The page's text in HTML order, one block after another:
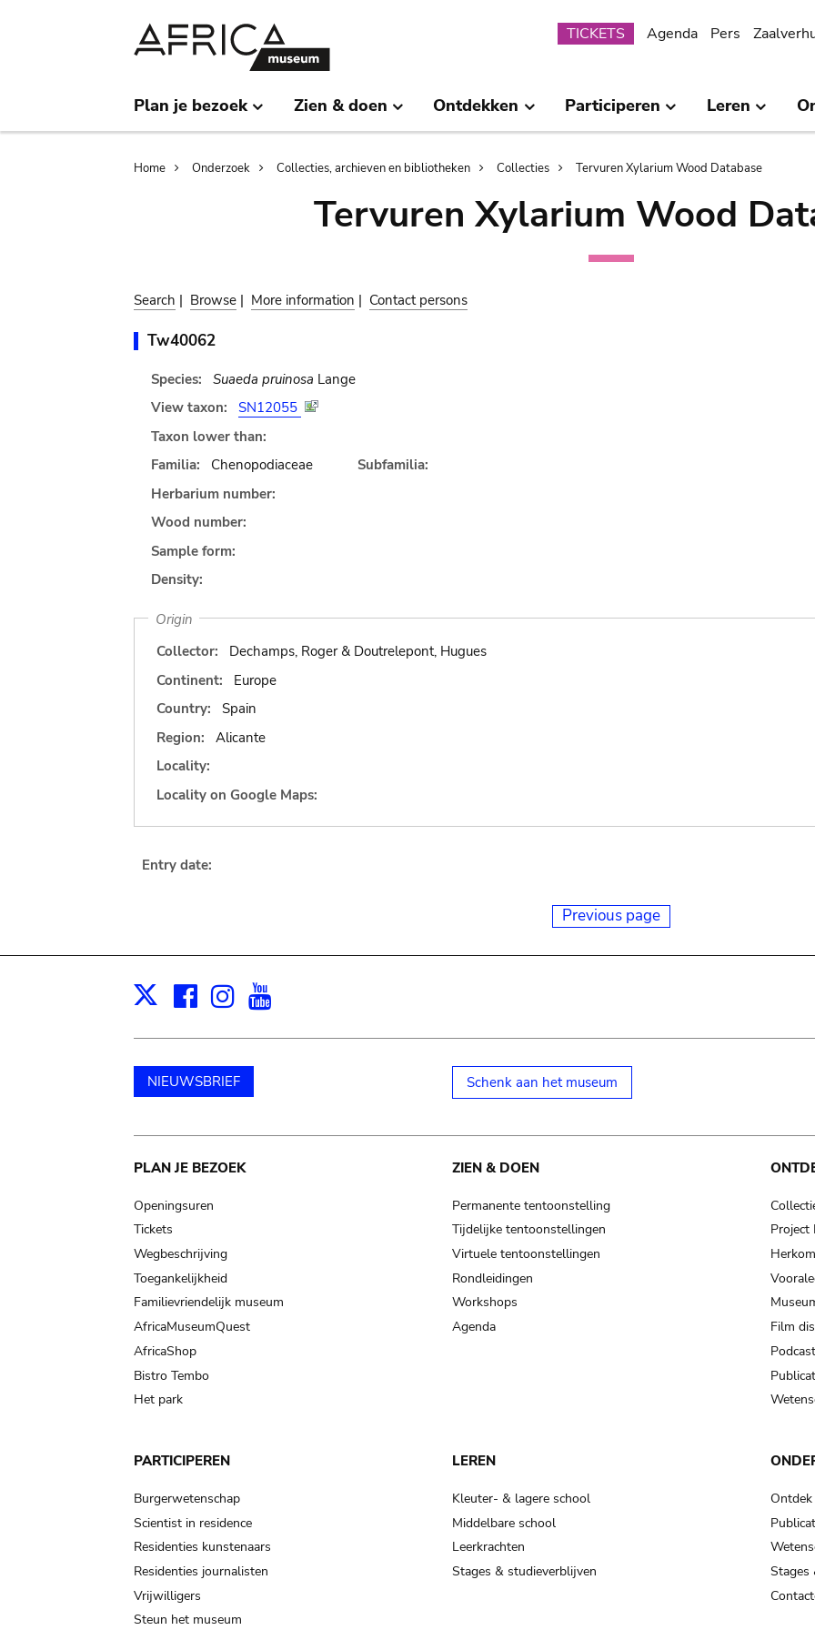
Submenu
TICKETS Agenda Pers
Plan je bezoek Zien & doen Ontdekken Participeren Leren
Breadcrumb
Home Onderzoek Collecties, archieven en bibliotheken Collecties Tervuren Xylarium Wood Database
Tervuren Xylarium Wood
Search | Browse | More information | Contact persons
Tw40062
Species: Suaeda pruinosa Lange
View taxon:
SN12055
Taxon lower than:
Familia:
Chenopodiaceae
Subfamilia:
Herbarium number:
Wood number:
Sample form:
Density:
Origin
Collector:
Dechamps, Roger & Doutrelepont, Hugues
Continent:
Europe
Country:
Spain
Region:
Alicante
Locality:
Locality on Google Maps:
Entry date:
Previous page
X Facebook
Instagram
NIEUWSBRIEF Schenk aan het museum
Main
navigation
PLAN JE BEZOEK
Openingsuren
Tickets
Wegbeschrijving
Toegankelijkheid
Familievriendelijk museum
AfricaMuseumQuest
AfricaShop
Bistro Tembo
Het park
ZIEN & DOEN
Permanente tentoonstelling
Tijdelijke tentoonstellingen
Virtuele tentoonstellingen
Rondleidingen
Workshops
Agenda
Project
Film
PARTICIPEREN
Burgerwetenschap
Scientist in residence
Residenties kunstenaars
Residenties journalisten
Vrijwilligers
Steun het museum
LEREN
Kleuter- & lagere school
Middelbare school
Leerkrachten
Stages & studieverblijven
Stages